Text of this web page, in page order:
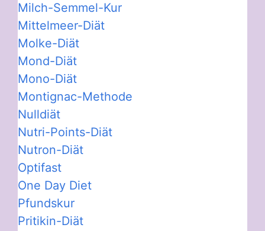
Milch-Semmel-Kur
Mittelmeer-Diät
Molke-Diät
Mond-Diät
Mono-Diät
Montignac-Methode
Nulldiät
Nutri-Points-Diät
Nutron-Diät
Optifast
One Day Diet
Pfundskur
Pritikin-Diät